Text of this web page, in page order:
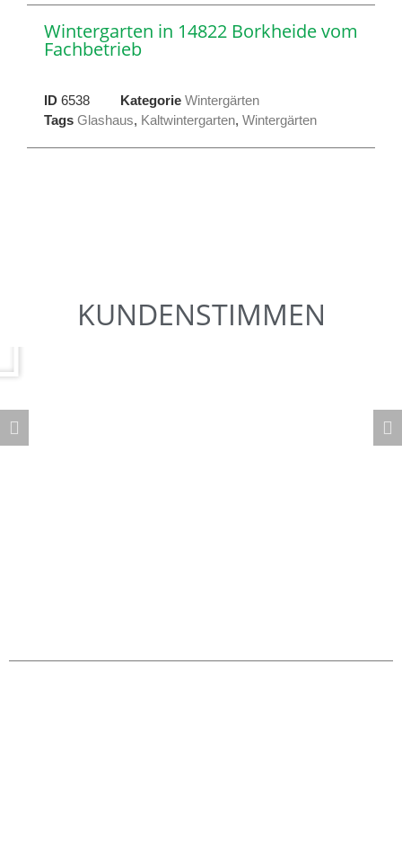
Wintergarten in 14822 Borkheide vom
Fachbetrieb
ID 6538 Kategorie Wintergärten
Tags Glashaus, Kaltwintergarten, Wintergärten
KUNDENSTIMMEN